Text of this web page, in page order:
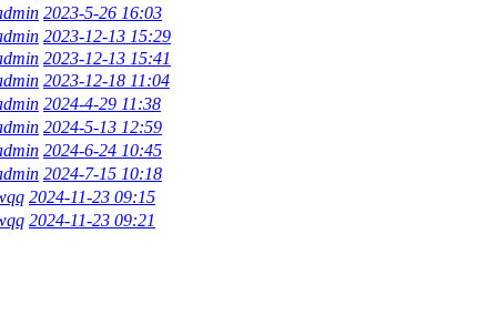
2023-5-26 16:03
2023-12-13 15:29
2023-12-13 15:41
2023-12-18 11:04
2024-4-29 11:38
2024-5-13 12:59
2024-6-24 10:45
2024-7-15 10:18
2024-11-23 09:15
2024-11-23 09:21